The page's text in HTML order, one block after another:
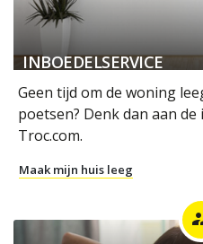
INBOEDELSERVICE
Geen tijd om de woning
poetsen? Denk dan aan
Troc.com.
Maak mijn huis leeg